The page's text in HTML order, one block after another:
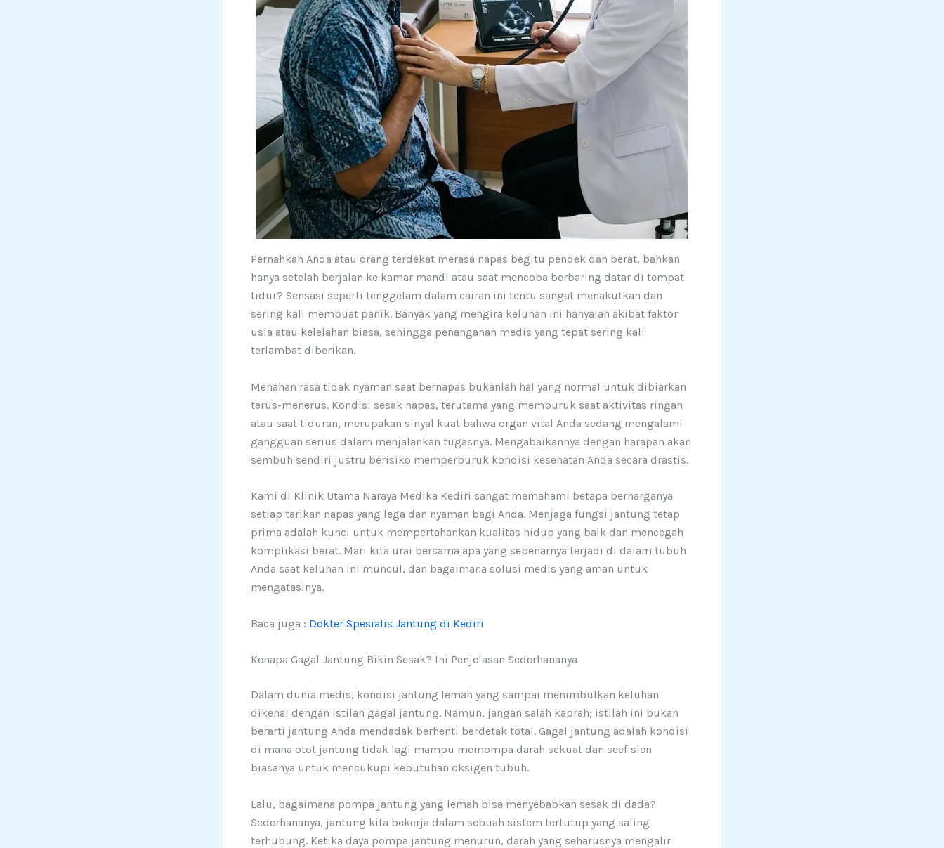
Pernahkah Anda atau orang terdekat merasa napas begitu pendek dan berat, bahkan
hanya setelah berjalan ke kamar mandi atau saat mencoba berbaring datar di tempat
tidur? Sensasi seperti tenggelam dalam cairan ini tentu sangat menakutkan dan
sering kali membuat panik. Banyak yang mengira keluhan ini hanyalah akibat faktor
usia atau kelelahan biasa, sehingga penanganan medis yang tepat sering kali
terlambat diberikan.
Menahan rasa tidak nyaman saat bernapas bukanlah hal yang normal untuk dibiarkan
terus-menerus. Kondisi sesak napas, terutama yang memburuk saat aktivitas ringan
atau saat tiduran, merupakan sinyal kuat bahwa organ vital Anda sedang mengalami
gangguan serius dalam menjalankan tugasnya. Mengabaikannya dengan harapan akan
sembuh sendiri justru berisiko memperburuk kondisi kesehatan Anda secara drastis.
Kami di Klinik Utama Naraya Medika Kediri sangat memahami betapa berharganya
setiap tarikan napas yang lega dan nyaman bagi Anda. Menjaga fungsi jantung tetap
prima adalah kunci untuk mempertahankan kualitas hidup yang baik dan mencegah
komplikasi berat. Mari kita urai bersama apa yang sebenarnya terjadi di dalam tubuh
Anda saat keluhan ini muncul, dan bagaimana solusi medis yang aman untuk
mengatasinya.
Baca juga : Dokter Spesialis Jantung di Kediri
Kenapa Gagal Jantung Bikin Sesak? Ini Penjelasan Sederhananya
Dalam dunia medis, kondisi jantung lemah yang sampai menimbulkan keluhan
dikenal dengan istilah gagal jantung. Namun, jangan salah kaprah; istilah ini bukan
berarti jantung Anda mendadak berhenti berdetak total. Gagal jantung adalah kondisi
di mana otot jantung tidak lagi mampu memompa darah sekuat dan seefisien
biasanya untuk mencukupi kebutuhan oksigen tubuh.
Lalu, bagaimana pompa jantung yang lemah bisa menyebabkan sesak di dada?
Sederhananya, jantung kita bekerja dalam sebuah sistem tertutup yang saling
terhubung. Ketika daya pompa jantung menurun, darah yang seharusnya mengalir